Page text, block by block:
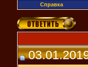
Справка